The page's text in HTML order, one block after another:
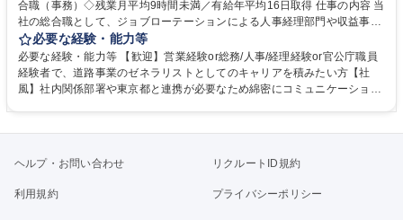
合職（事務）◇残業月平均9時間未満／有給年平均16日取得 仕事の内容 当
社の総合職として、ジョブローテーションによる人事経理部門や収益事業
等のフロント部門の部署等幅広い部署での業務をお任せいたします。研修
制度やキャリア支援が充実しております！ ※下記業務詳細 【業務詳細】■
管理部門：広報、人事、経理など当公社の運営に係る管理業務 ■収益部
門：駐車場の新規開拓、管理運営、新宿駅西口広場の「イベントコーナ
道路施設や道路工事現場の見学ツアー事業 ※入社後は上記いずれかの部門
ープ】総合職（事務）◇残業月平均9時間未満／有給年平均16日取得
必要な経験・能力等
必要な経験・能力等 【歓迎】営業経験or総務/人事/経理経験or官公庁職員
経験者で、道路事業のゼネラリストとしてのキャリアを積みたい方【社
風】社内関係部署や東京都と連携が必要なため綿密にコミュニケーション
イン」の管理運営を行うなど、事業収益を生み出す活動を積極的に行って
います。 学歴・資格 学歴：大学院 大学 高専 短大 専修学校 高校 語学力：
資格：
ヘルプ・お問い合わせ リクルートID規約
利用規約 プライバシーポリシー